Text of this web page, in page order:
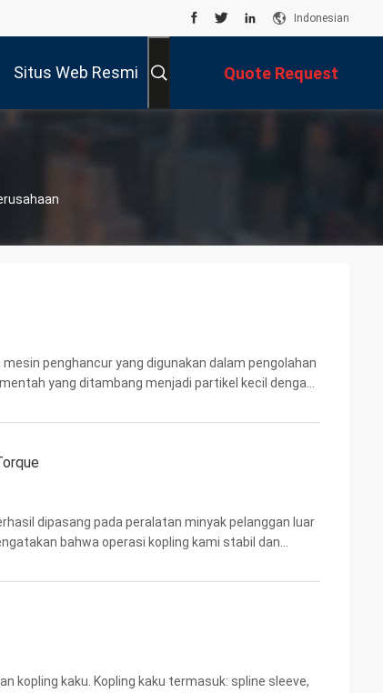
Indonesian
Situs Web Resmi Quote Request
penghancur yang digunakan dalam pengolahan
yang ditambang menjadi partikel kecil dengan
dipasang pada peralatan minyak pelanggan luar
bahwa operasi kopling kami stabil dan
kopling kaku. Kopling kaku termasuk: spline sleeve,